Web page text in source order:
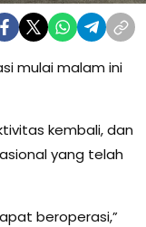
mulai malam ini
kembali, dan
yang telah
beroperasi,”